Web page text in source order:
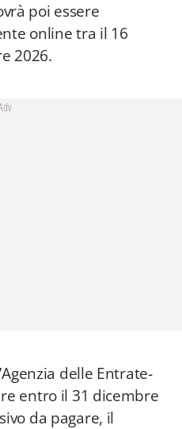
poi essere
online tra il 16
2026.
delle Entrate-
entro il 31 dicembre
da pagare, il